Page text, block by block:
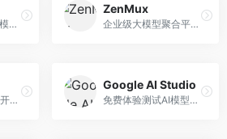
一个Key用全球大模型的聚合平台。面向开发者，提供多模型统一API、简化接入、成本控制等服务，接入便捷。
ZenMux
企业级大模型聚合平台，专注于企业AI服务。面向企业用户，提供多模型管理、安全合规、成本优化等服务，企业级功能完善。
科大讯飞AI智能体开发平台，专注于企业级模型服务。面向企业用户，提供模型调用、智能体创建、行业解决方案等服务，中文能力突出。
Google AI Studio
免费体验测试AI模型的平台，深度整合Google生态。面向开发者和研究者，提供Gemini模型体验、API密钥管理、提示词测试等服务，免费使用。